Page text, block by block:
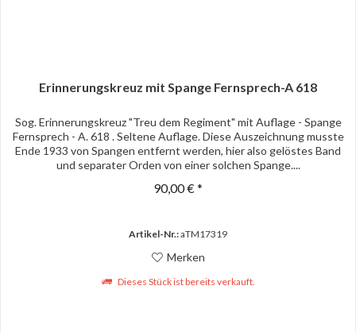
Erinnerungskreuz mit Spange Fernsprech-A 618
Sog. Erinnerungskreuz "Treu dem Regiment" mit Auflage - Spange
Fernsprech - A. 618 . Seltene Auflage. Diese Auszeichnung musste
Ende 1933 von Spangen entfernt werden, hier also gelöstes Band
und separater Orden von einer solchen Spange....
90,00 € *
Artikel-Nr.:aTM17319
Merken
Dieses Stück ist bereits verkauft.